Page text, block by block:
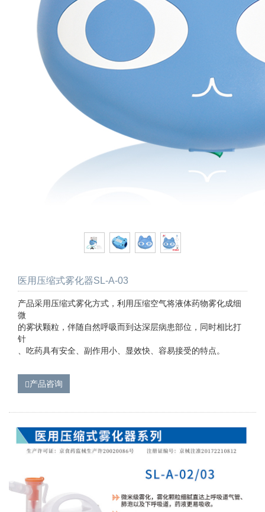
医用压缩式雾化器SL-A-03
产品采用压缩式雾化方式，利用压缩空气将液体药物雾化成细
微
的雾状颗粒，伴随自然呼吸而到达深层病患部位，同时相比打
针
、吃药具有安全、副作用小、显效快、容易接受的特点。
产品咨询